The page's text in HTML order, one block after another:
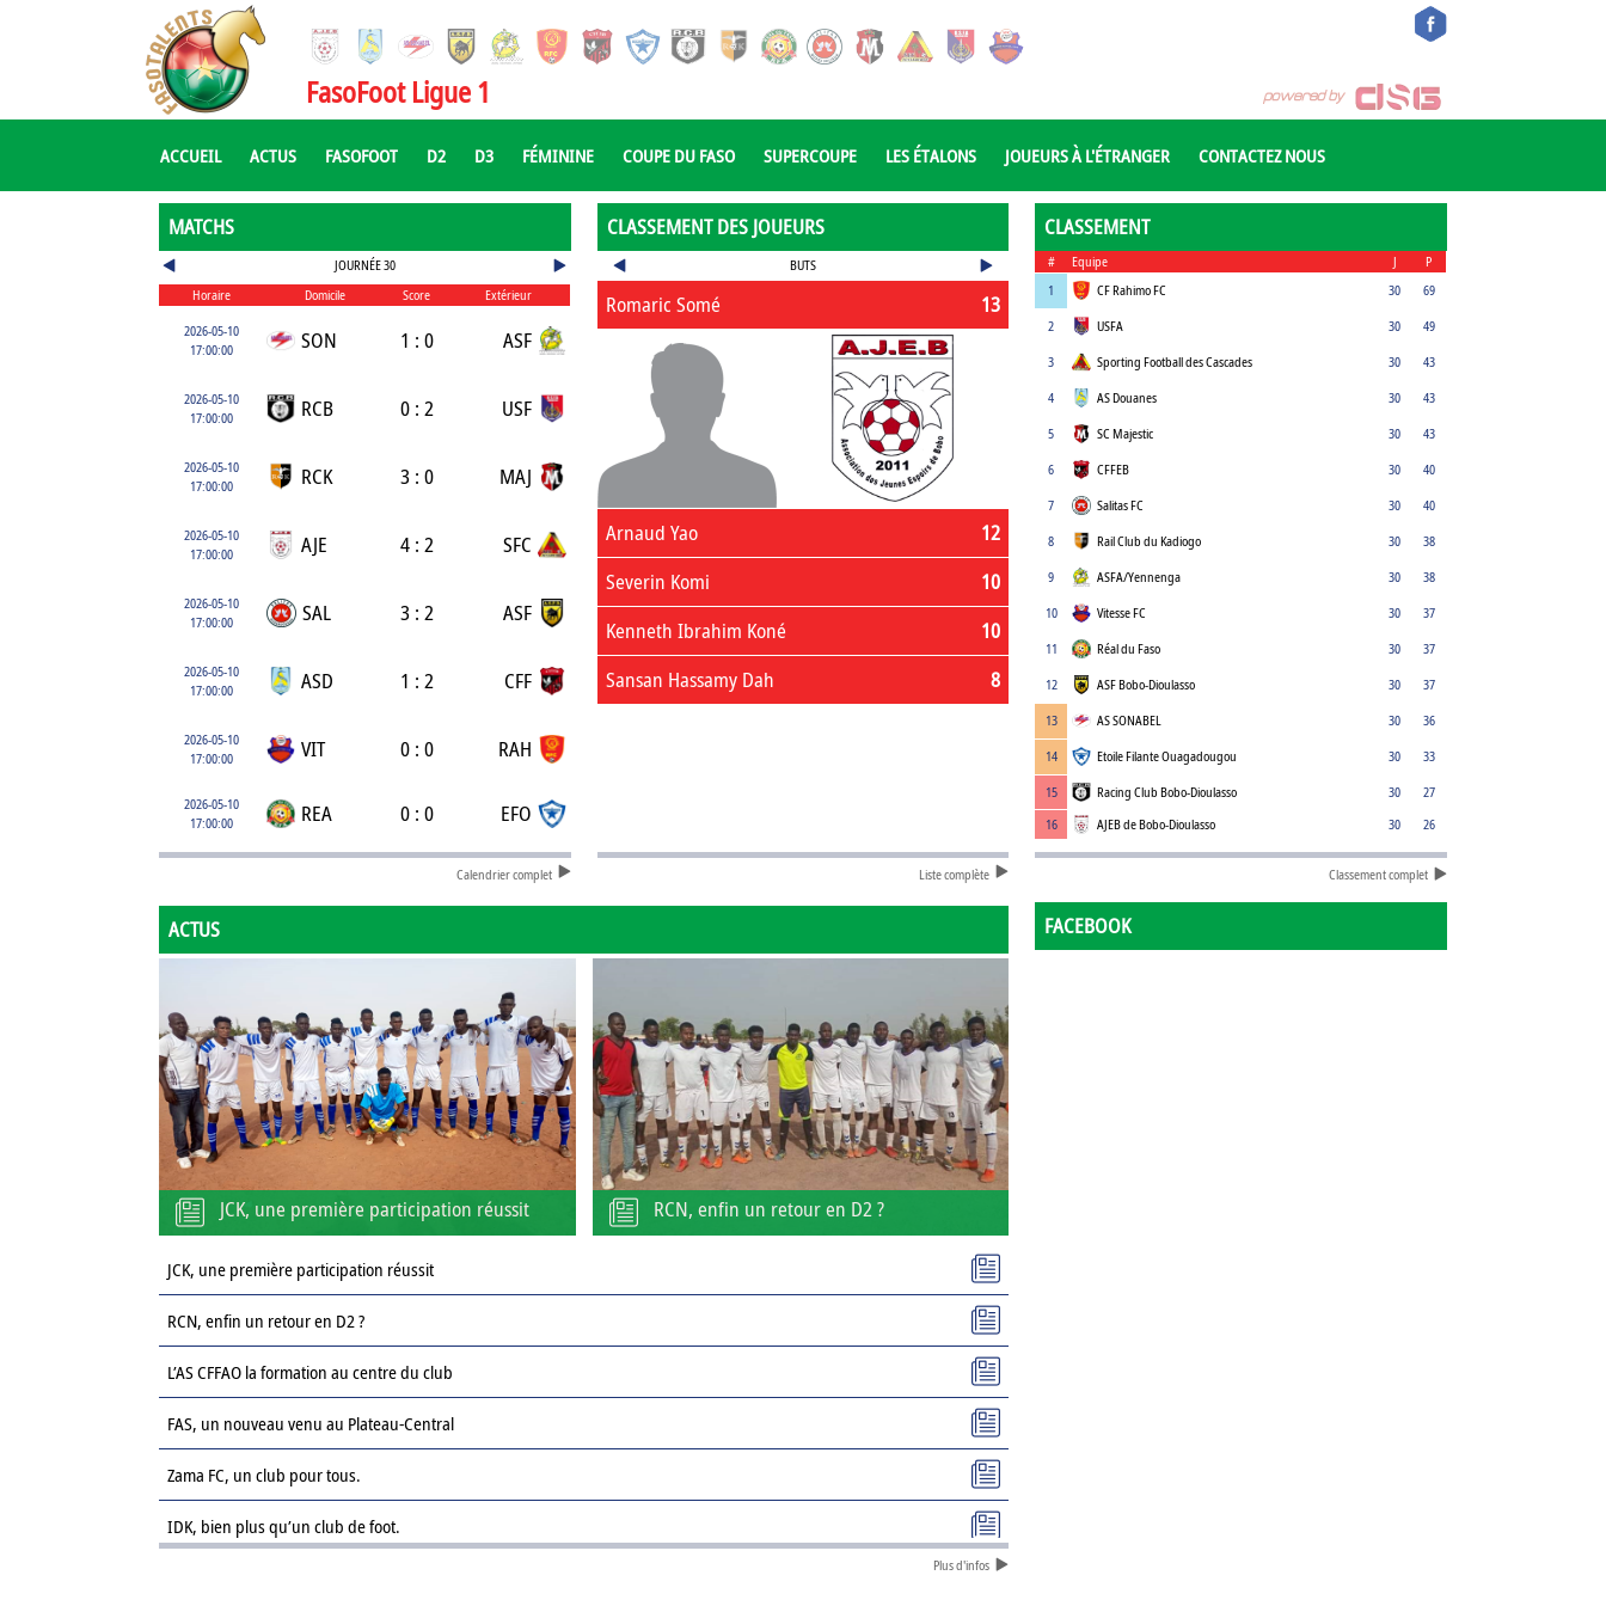
FasoFoot Ligue 1
ACCUEIL ACTUS FASOFOOT D2 D3 FÉMININE COUPE DU FASO SUPERCOUPE LES ÉTALONS JOUEURS À L'ÉTRANGER CONTACTEZ NOUS
MATCHS
JOURNÉE 30
Horaire
Domicile Score
Extérieur
2026-05-10
17:00:00
SON 1 : 0 ASF
2026-05-10
17:00:00
RCB 0 : 2 USF
2026-05-10
17:00:00
RCK 3 : 0 MAJ
2026-05-10
17:00:00
AJE 4 : 2 SFC
2026-05-10
17:00:00
SAL 3 : 2 ASF
2026-05-10
17:00:00
ASD 1 : 2 CFF
2026-05-10
17:00:00
VIT 0 : 0 RAH
2026-05-10
17:00:00
REA 0 : 0 EFO
Calendrier complet
CLASSEMENT DES JOUEURS
BUTS
13
Romaric Somé
12
Arnaud Yao
10
Severin Komi
10
Kenneth Ibrahim Koné
8
Sansan Hassamy Dah
Liste complète
CLASSEMENT
# Equipe J
P
1
CF Rahimo FC 30
69
2
USFA 30
49
3
Sporting Football des Cascades 30
43
4
AS Douanes 30
43
5
SC Majestic 30
43
6
CFFEB 30
40
7
Salitas FC 30
40
8
Rail Club du Kadiogo 30
38
9
ASFA/Yennenga 30
38
10
Vitesse FC 30
37
11
Réal du Faso 30
37
12
ASF Bobo-Dioulasso 30
37
13
AS SONABEL 30
36
14
Etoile Filante Ouagadougou 30
33
15
Racing Club Bobo-Dioulasso 30
27
16
AJEB de Bobo-Dioulasso 30 26
Classement complet
ACTUS
JCK, une première participation réussit RCN, enfin un retour en D2 ?
JCK, une première participation réussit
RCN, enfin un retour en D2 ?
L’AS CFFAO la formation au centre du club
FAS, un nouveau venu au Plateau-Central
Zama FC, un club pour tous.
IDK, bien plus qu’un club de foot.
Plus d'infos
FACEBOOK